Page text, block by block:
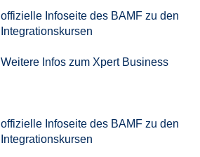
offizielle Infoseite des BAMF zu den
Integrationskursen
Weitere Infos zum Xpert Business
offizielle Infoseite des BAMF zu den
Integrationskursen